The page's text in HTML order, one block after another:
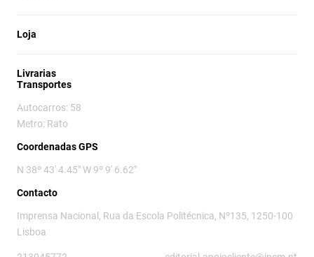
Loja
Livrarias
Transportes
Autocarros: 58
Metro: Rato
Coordenadas GPS
N 38º 43' 4.45" W 9º 9' 6.62"
Contacto
Imprensa Nacional, Rua da Escola Politécnica, Nº135, 1250-100
Lisboa